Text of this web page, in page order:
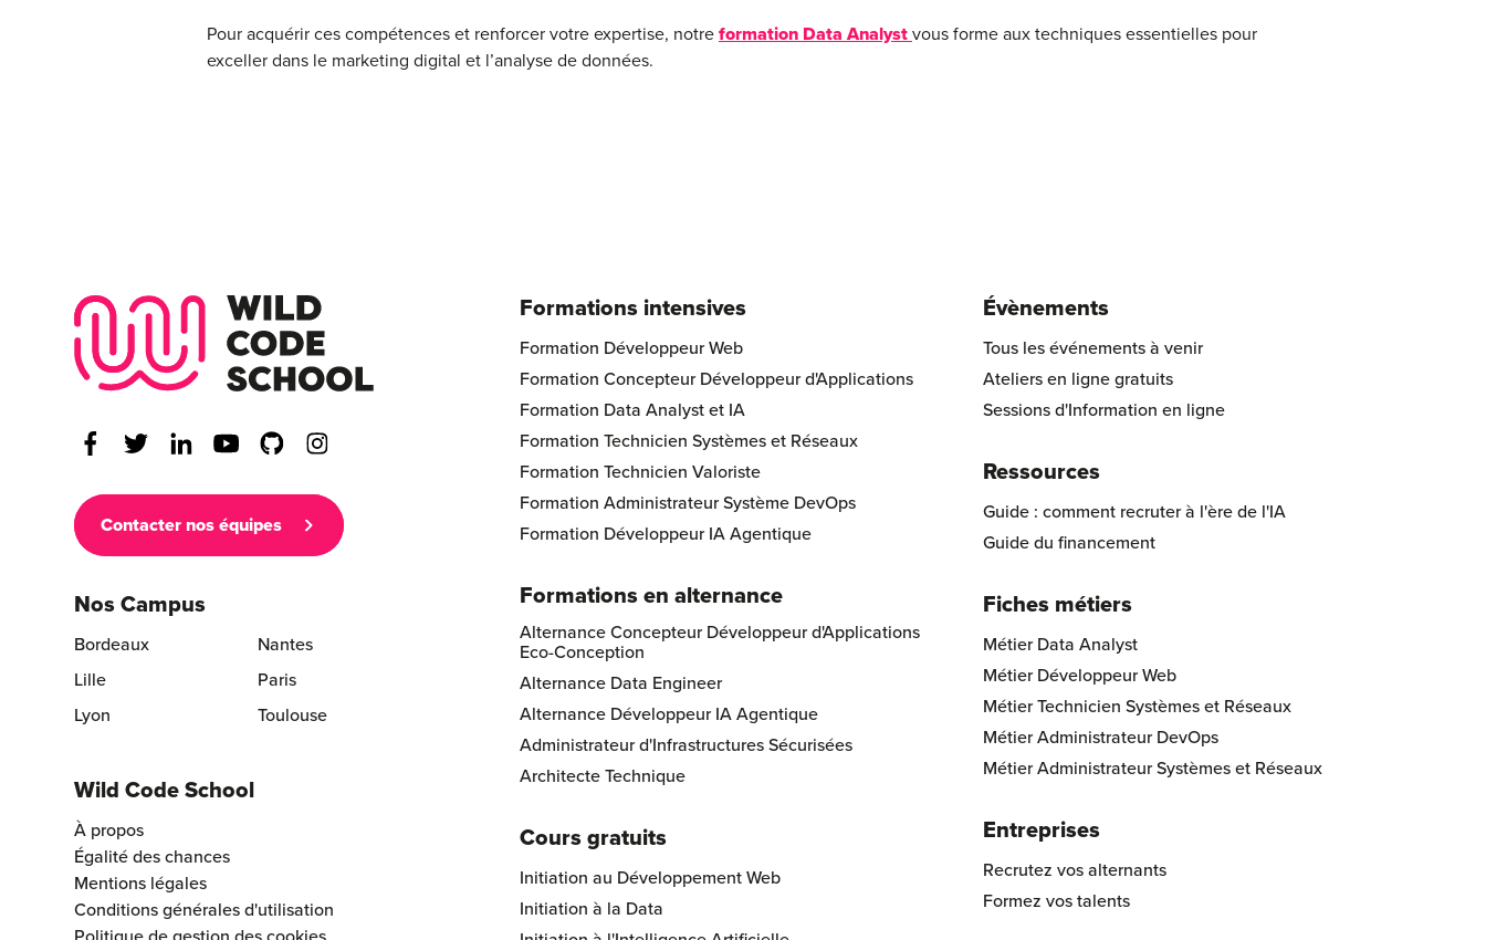
Pour acquérir ces compétences et renforcer votre expertise, notre formation Data Analyst vous forme aux techniques essentielles pour
exceller dans le marketing digital et l’analyse de données.
Wild Code School Footer Logo
Contacter nos équipes
Nos Campus
Bordeaux
Lille
Lyon
Nantes
Paris
Toulouse
Wild Code School
À propos
Égalité des chances
Mentions légales
Conditions générales d'utilisation
Formations intensives
Formation Développeur Web
Formation Concepteur Développeur d'Applications
Formation Data Analyst et IA
Formation Technicien Systèmes et Réseaux
Formation Technicien Valoriste
Formation Administrateur Système DevOps
Formation Développeur IA Agentique
Formations en alternance
Alternance Concepteur Développeur d'Applications
Eco-Conception
Alternance Data Engineer
Alternance Développeur IA Agentique
Administrateur d'Infrastructures Sécurisées
Architecte Technique
Cours gratuits
Initiation au Développement Web
Initiation à la Data
Évènements
Tous les événements à venir
Ateliers en ligne gratuits
Sessions d'Information en ligne
Ressources
Guide : comment recruter à l'ère de l'IA
Guide du financement
Fiches métiers
Métier Data Analyst
Métier Développeur Web
Métier Technicien Systèmes et Réseaux
Métier Administrateur DevOps
Métier Administrateur Systèmes et Réseaux
Entreprises
Recrutez vos alternants
Formez vos talents